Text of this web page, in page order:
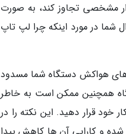
مشخصی تجاوز کند، به صورت
شما در مورد اینکه چرا لپ تاپ
های هواکش دستگاه شما مسدود
همچنین ممکن است به خاطر
خود قرار دهید. این نکته را در